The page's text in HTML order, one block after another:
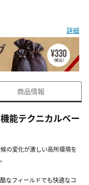
詳細
商品情報
能テクニカルベー
の変化が激しい高所環境を
なフィールドでも快適なコ